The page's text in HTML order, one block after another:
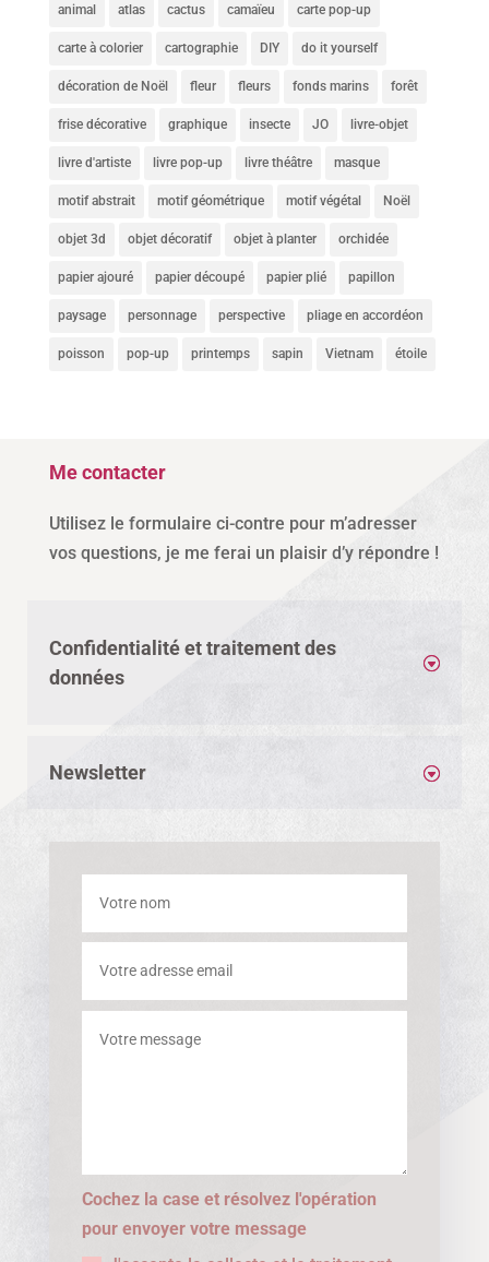
animal atlas cactus camaïeu carte pop-up
carte à colorier cartographie DIY do it yourself
décoration de Noël fleur fleurs fonds marins forêt
frise décorative graphique insecte JO livre-objet
livre d'artiste livre pop-up livre théâtre masque
motif abstrait motif géométrique motif végétal Noël
objet 3d objet décoratif objet à planter orchidée
papier ajouré papier découpé papier plié papillon
paysage personnage perspective pliage en accordéon
poisson pop-up printemps sapin Vietnam étoile
Me contacter
Utilisez le formulaire ci-contre pour m’adresser
vos questions, je me ferai un plaisir d’y répondre !
Confidentialité et traitement des
données
Newsletter
Cochez la case et résolvez l'opération
pour envoyer votre message